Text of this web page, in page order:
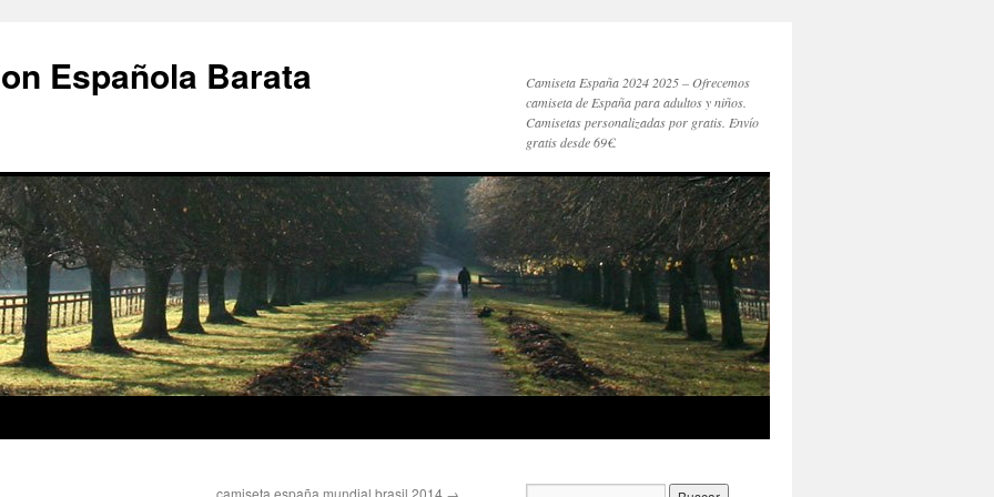
Española Barata
Camiseta España 2024 2025 – Ofrecemos
camiseta de España para adultos y niños.
Camisetas personalizadas por gratis. Envío
gratis desde 69€.
camiseta españa mundial brasil 2014 →